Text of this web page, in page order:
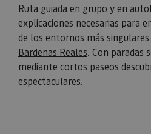
Ruta guiada en grupo y en
explicaciones necesarias para
de los entornos más
Bardenas Reales. Con paradas
mediante cortos paseos
espectaculares.